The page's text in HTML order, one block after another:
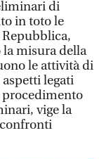
di
in toto le
misura della
le attività di
legati
procedimento
vige la